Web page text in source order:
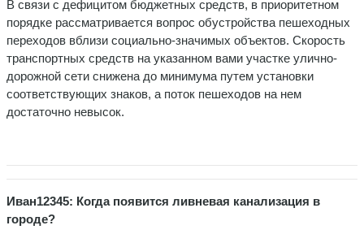
В связи с дефицитом бюджетных средств, в приоритетном
порядке рассматривается вопрос обустройства пешеходных
переходов вблизи социально-значимых объектов. Скорость
транспортных средств на указанном вами участке улично-
дорожной сети снижена до минимума путем установки
соответствующих знаков, а поток пешеходов на нем
достаточно невысок.
Иван12345: Когда появится ливневая канализация в
городе?